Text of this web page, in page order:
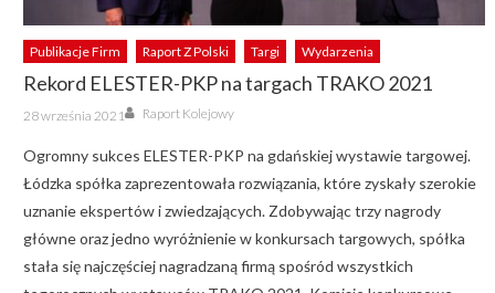
Publikacje Firm Raport Z Polski Targi Wydarzenia
Rekord ELESTER-PKP na targach TRAKO 2021
Posted
on
28 września 2021 Author
Raport Kolejowy
Ogromny sukces ELESTER-PKP na gdańskiej wystawie targowej.
Łódzka spółka zaprezentowała rozwiązania, które zyskały szerokie
uznanie ekspertów i zwiedzających. Zdobywając trzy nagrody
główne oraz jedno wyróżnienie w konkursach targowych, spółka
stała się najczęściej nagradzaną firmą spośród wszystkich